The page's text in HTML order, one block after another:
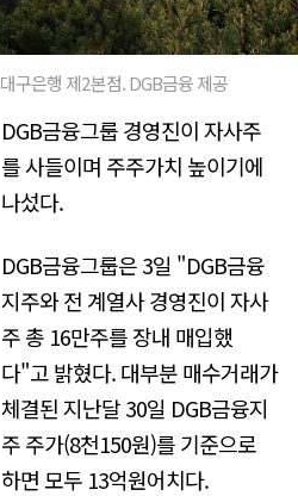
구은행 제2본점. DGB금융 제공
DGB금융그룹 경영진이 자사주
를 사들이며 주주가치 높이기에
나섰다.
DGB금융그룹은 3일 "DGB금융
지주와 전 계열사 경영진이 자사
주 총 16만주를 장내 매입했
다"고 밝혔다. 대부분 매수거래가
체결된 지난달 30일 DGB금융지
주 주가(8천150원)를 기준으로
하면 모두 13억원어치다.